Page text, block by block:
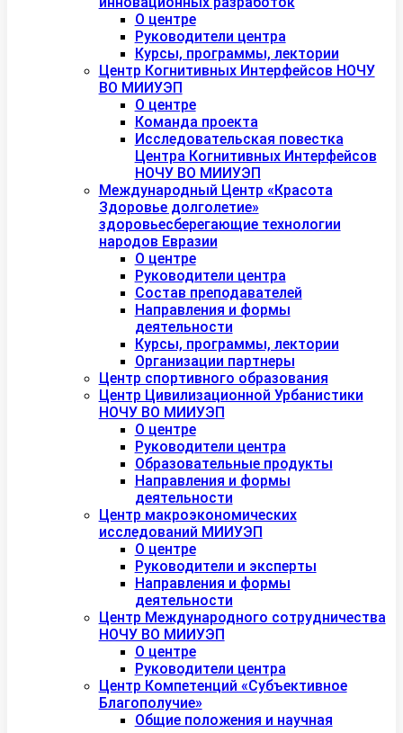
О центре
Руководители центра
Курсы, программы, лектории
Центр Когнитивных Интерфейсов НОЧУ
ВО МИИУЭП
О центре
Команда проекта
Исследовательская повестка
Центра Когнитивных Интерфейсов
НОЧУ ВО МИИУЭП
Международный Центр «Красота
Здоровье долголетие»
здоровьесберегающие технологии
народов Евразии
О центре
Руководители центра
Состав преподавателей
Направления и формы
деятельности
Курсы, программы, лектории
Организации партнеры
Центр спортивного образования
Центр Цивилизационной Урбанистики
НОЧУ ВО МИИУЭП
О центре
Руководители центра
Образовательные продукты
Направления и формы
деятельности
Центр макроэкономических
исследований МИИУЭП
О центре
Руководители и эксперты
Направления и формы
деятельности
Центр Международного сотрудничества
НОЧУ ВО МИИУЭП
О центре
Руководители центра
Центр Компетенций «Субъективное
Благополучие»
Общие положения и научная